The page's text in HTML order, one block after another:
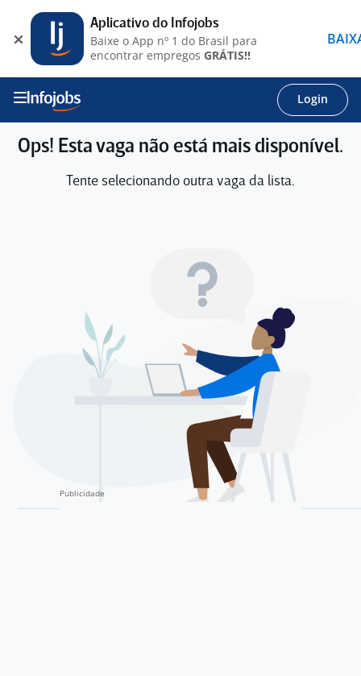
Login
Ops! Esta vaga não está mais disponível.
Tente selecionando outra vaga da lista.
Aplicativo do Infojobs
Baixe o App nº 1 do Brasil para
encontrar empregos GRÁTIS!!